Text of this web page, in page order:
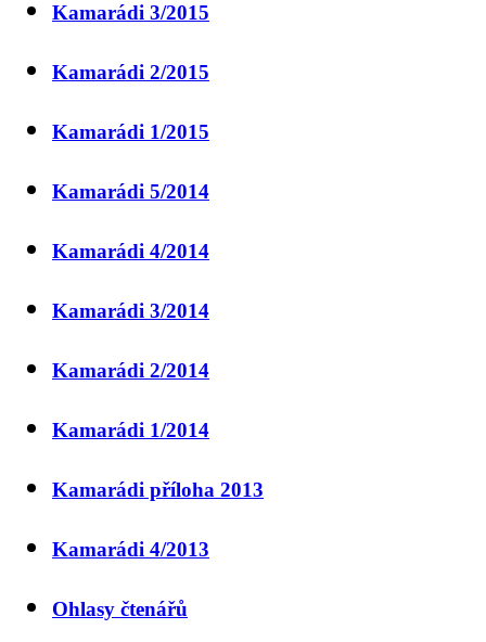
Kamarádi 3/2015
Kamarádi 2/2015
Kamarádi 1/2015
Kamarádi 5/2014
Kamarádi 4/2014
Kamarádi 3/2014
Kamarádi 2/2014
Kamarádi 1/2014
Kamarádi příloha 2013
Kamarádi 4/2013
Ohlasy čtenářů